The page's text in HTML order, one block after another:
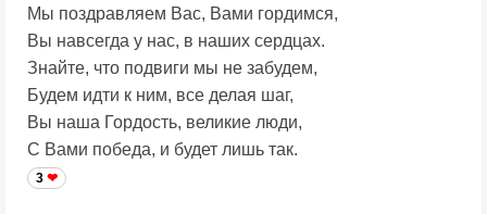
Мы поздравляем Вас, Вами гордимся,
Вы навсегда у нас, в наших сердцах.
Знайте, что подвиги мы не забудем,
Будем идти к ним, все делая шаг,
Вы наша Гордость, великие люди,
С Вами победа, и будет лишь так.
3